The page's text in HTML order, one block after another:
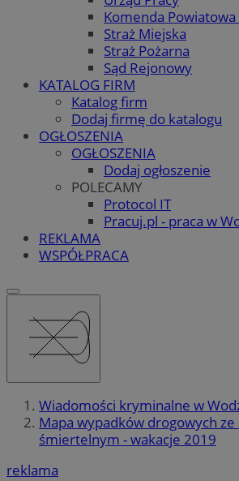
Komenda Powiatowa
Straż Miejska
Straż Pożarna
Sąd Rejonowy
KATALOG FIRM
Katalog firm
Dodaj firmę do katalogu
OGŁOSZENIA
OGŁOSZENIA
Dodaj ogłoszenie
POLECAMY
Protocol IT
Pracuj.pl - praca w
REKLAMA
WSPÓŁPRACA
Wiadomości kryminalne w
Mapa wypadków drogowych
śmiertelnym - wakacje 2019
reklama